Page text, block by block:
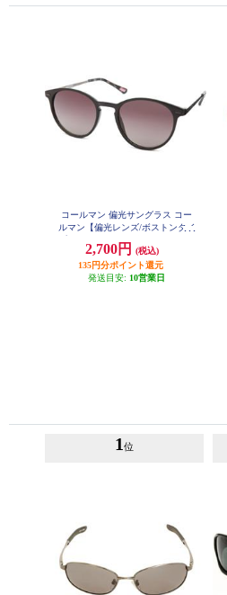
コールマン 偏光サングラス コー
ルマン【偏光レンズ/ボストンタイ
フレンズ(トリアセ偏光)/フレーム
カラー:ブラック・ガンメタル】 C
LA08-1
2,700円
(税込)
135円分ポイント還元
発送目安: 10営業日
1 位